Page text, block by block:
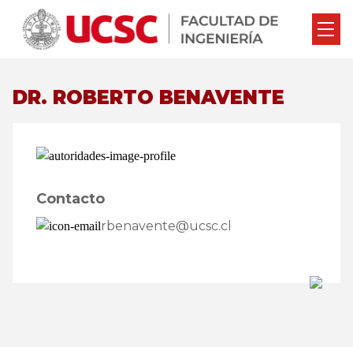
DR. ROBERTO BENAVENTE
Contacto
rbenavente@ucsc.cl